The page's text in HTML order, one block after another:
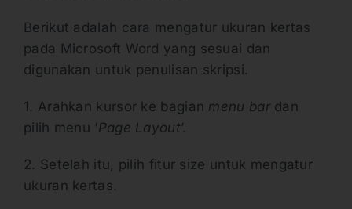
Berikut adalah cara mengatur ukuran kertas
pada Microsoft Word yang sesuai dan
digunakan untuk penulisan skripsi.
1. Arahkan kursor ke bagian menu bardan
pilih menu ‘Page Layout’.
2. Setelah itu, pilih fitur size untuk mengatur
ukuran kertas.